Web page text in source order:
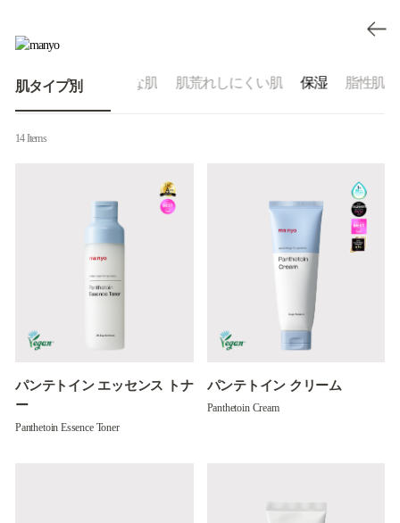
肌タイプ別
透明感のあるクリアな肌 肌荒れしにくい肌 保湿 脂性肌
14 Items
パンテトイン エッセンス トナ
ー
Panthetoin Essence Toner
パンテトイン クリーム
Panthetoin Cream